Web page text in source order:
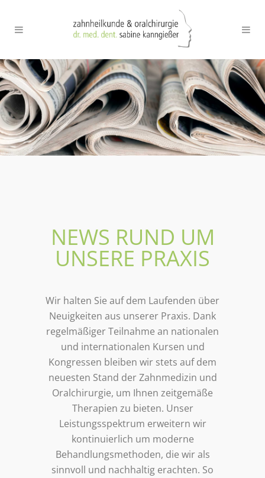
NEWS RUND UM
UNSERE PRAXIS
Wir halten Sie auf dem Laufenden über
Neuigkeiten aus unserer Praxis. Dank
regelmäßiger Teilnahme an nationalen
und internationalen Kursen und
Kongressen bleiben wir stets auf dem
neuesten Stand der Zahnmedizin und
Oralchirurgie, um Ihnen zeitgemäße
Therapien zu bieten. Unser
Leistungsspektrum erweitern wir
kontinuierlich um moderne
Behandlungsmethoden, die wir als
sinnvoll und nachhaltig erachten. So